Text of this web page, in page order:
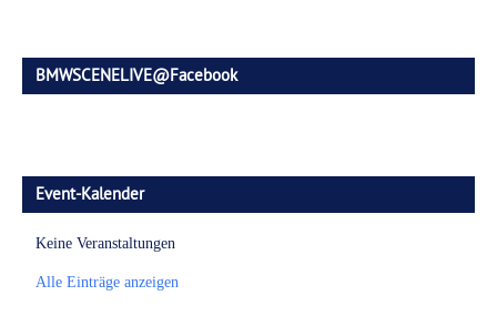
BMWSCENELIVE@Facebook
Event-Kalender
Keine Veranstaltungen
Alle Einträge anzeigen